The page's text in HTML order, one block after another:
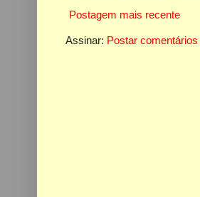
Postagem mais recente
Assinar: Postar